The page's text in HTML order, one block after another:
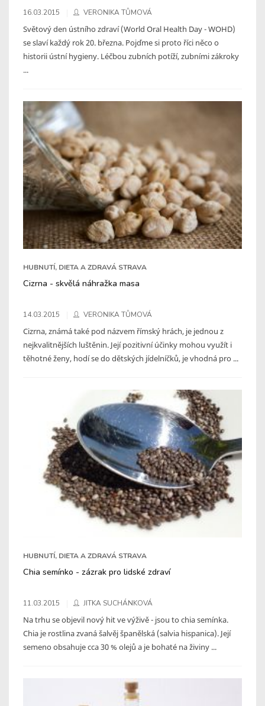
16.03.2015 VERONIKA TŮMOVÁ
Světový den ústního zdraví (World Oral Health Day - WOHD)
se slaví každý rok 20. března. Pojďme si proto říci něco o
historii ústní hygieny. Léčbou zubních potíží, zubními zákroky
...
HUBNUTÍ, DIETA A ZDRAVÁ STRAVA
Cizrna - skvělá náhražka masa
14.03.2015 VERONIKA TŮMOVÁ
Cizrna, známá také pod názvem římský hrách, je jednou z
nejkvalitnějších luštěnin. Její pozitivní účinky mohou využít i
těhotné ženy, hodí se do dětských jídelníčků, je vhodná pro ...
HUBNUTÍ, DIETA A ZDRAVÁ STRAVA
Chia semínko - zázrak pro lidské zdraví
11.03.2015 JITKA SUCHÁNKOVÁ
Na trhu se objevil nový hit ve výživě - jsou to chia semínka.
Chia je rostlina zvaná šalvěj španělská (salvia hispanica). Její
semeno obsahuje cca 30 % olejů a je bohaté na živiny ...